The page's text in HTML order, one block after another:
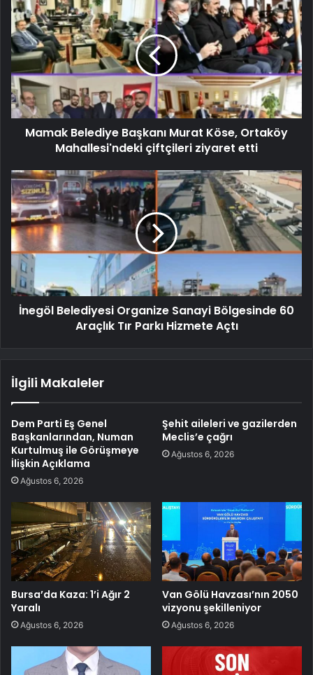
Mamak Belediye Başkanı Murat Köse, Ortaköy
Mahallesi'ndeki çiftçileri ziyaret etti
İnegöl Belediyesi Organize Sanayi Bölgesinde 60
Araçlık Tır Parkı Hizmete Açtı
İlgili Makaleler
Dem Parti Eş Genel
Başkanlarından, Numan
Kurtulmuş ile Görüşmeye
İlişkin Açıklama
Ağustos 6, 2026
Şehit aileleri ve gazilerden
Meclis’e çağrı
Ağustos 6, 2026
Bursa’da Kaza: 1’i Ağır 2
Yaralı
Ağustos 6, 2026
Van Gölü Havzası’nın 2050
vizyonu şekilleniyor
Ağustos 6, 2026